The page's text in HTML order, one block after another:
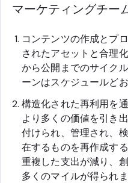
マーケティングチー
コンテンツの作成とプ
されたアセットと合理
から公開までのサイク
ーンはスケジュールど
構造化された再利用を
より多くの価値を引き
付けられ、管理され、
在するものを再作成す
重複した支出が減り、
多くのマイルが得られ